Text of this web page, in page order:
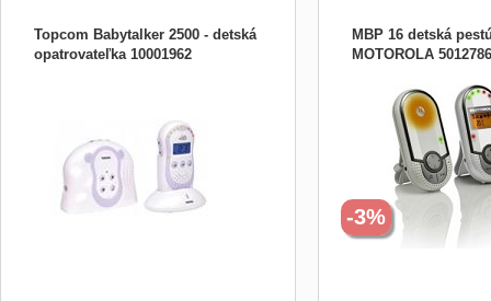
Topcom Babytalker 2500 - detská
opatrovateľka 10001962
vnútorná teplota izby na displeji, aktivácia
zvukom, uspávanky, nočné svetlo,
vizuálna kontrola LED diódami, cestovný
vak, dosah
MBP 16 detská
MOTOROLA
Detská pestúnka 3,8 cm
podsvietením DECT
rušenia Bezpečné
režim Dosah až 300
mimo dosah Vysoká
Ovládanie hlasitosti
hladiny akust. tlaku
-3%